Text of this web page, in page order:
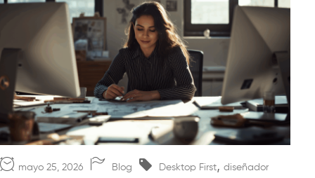
mayo 25, 2026 Blog Desktop First, diseñador